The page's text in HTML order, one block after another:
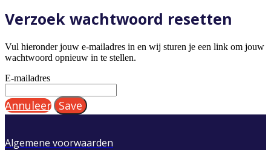
Verzoek wachtwoord resetten
Vul hieronder jouw e-mailadres in en wij sturen je een link om jouw
wachtwoord opnieuw in te stellen.
E-mailadres
Annuleer Save
Algemene voorwaarden